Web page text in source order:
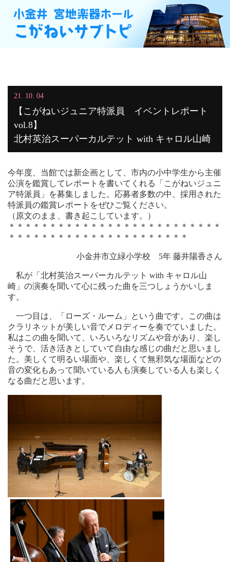
21. 10. 04
【こがねいジュニア特派員 イベントレポート
vol.8】
北村英治スーパーカルテット with キャロル山崎
今年度、当館では新企画として、市内の小中学生から主催
公演を鑑賞してレポートを書いてくれる「こがねいジュニ
ア特派員」を募集しました。応募者多数の中、採用された
特派員の鑑賞レポートをぜひご覧ください。
（原文のまま、書き起こしています。）
＊＊＊＊＊＊＊＊＊＊＊＊＊＊＊＊＊＊＊＊＊＊＊＊＊＊
＊＊＊＊＊＊＊＊＊＊＊＊＊＊＊＊＊＊＊＊＊＊
小金井市立緑小学校 5年 藤井陽香さん
私が「北村英治スーパーカルテット with キャロル山
崎」の演奏を聞いて心に残った曲を三つしょうかいしま
す。
一つ目は、「ローズ・ルーム」という曲です。この曲は
クラリネットが美しい音でメロディーを奏でていました。
私はこの曲を聞いて、いろいろなリズムや音があり、楽し
そうで、活き活きとしていて自由な感じの曲だと思いまし
た。美しくて明るい場面や、楽しくて無邪気な場面などの
音の変化もあって聞いている人も演奏している人も楽しく
なる曲だと思います。